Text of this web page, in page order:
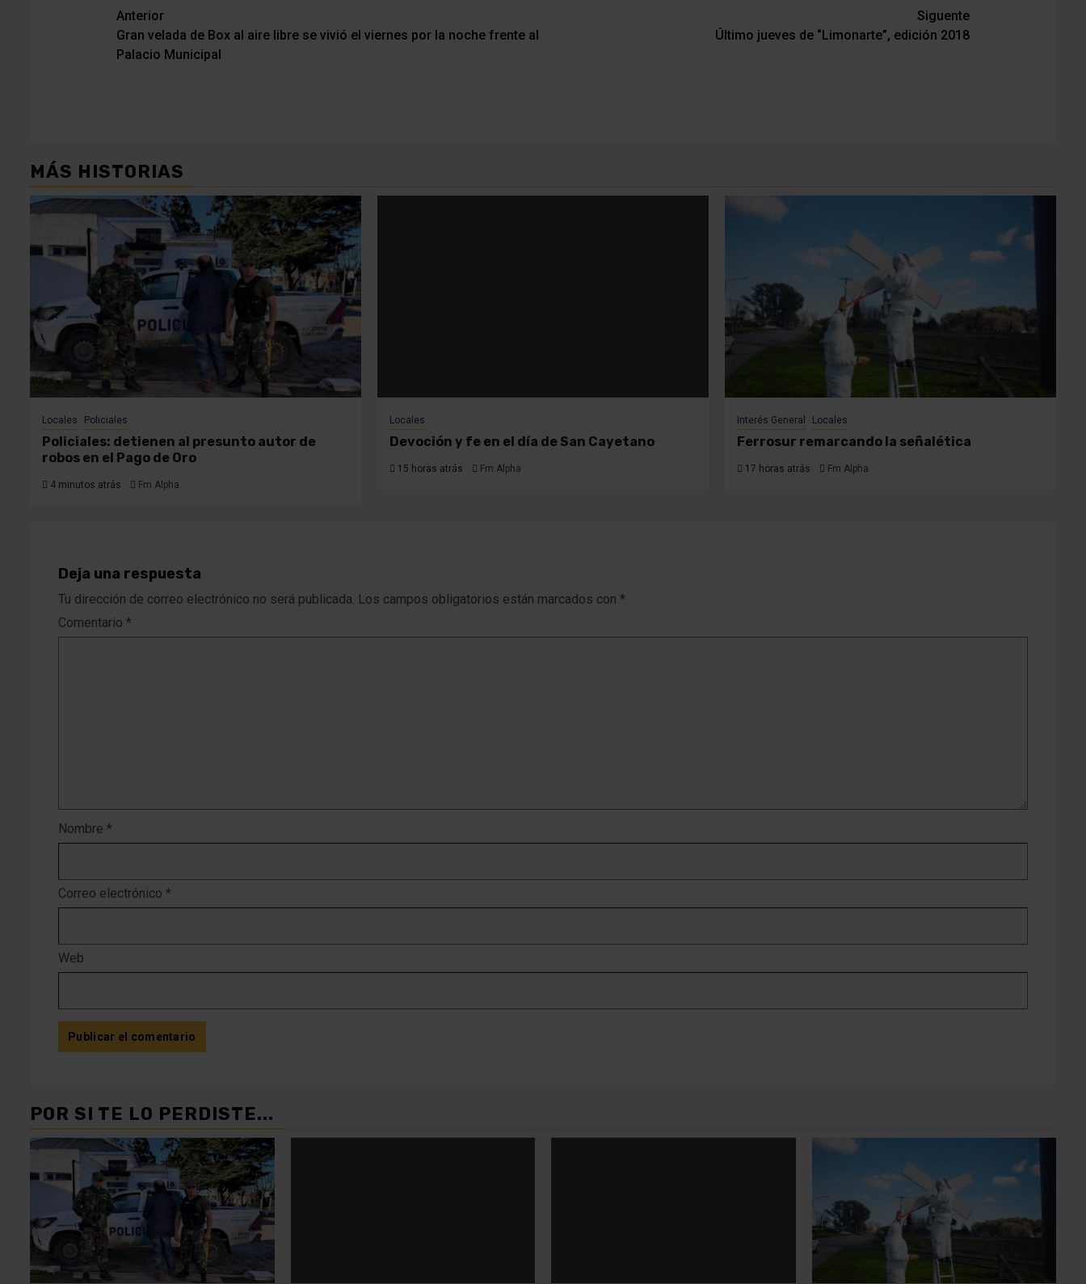
Navegación
de
Anterior
Gran velada de Box al aire libre se vivió el viernes por la noche frente al
Palacio Municipal
Siguente
Último jueves de “Limonarte”, edición 2018
MÁS HISTORIAS
Locales Policiales
Policiales: detienen al presunto autor de
robos en el Pago de Oro
4 minutos atrás Fm Alpha
Locales
Devoción y fe en el día de San Cayetano
15 horas atrás Fm Alpha
Interés General Locales
Ferrosur remarcando la señalética
17 horas atrás Fm Alpha
Deja una respuesta
Tu dirección de correo electrónico no será publicada. Los campos obligatorios están marcados con *
Comentario *
Nombre *
Correo electrónico *
Web
POR SI TE LO PERDISTE...